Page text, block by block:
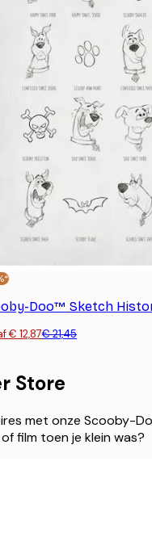
Doo™ Sketch
€ 12,87€ 21,45
Store
met onze Scooby-
film toen je klein was?